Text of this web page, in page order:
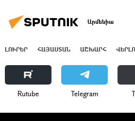
Արմենիա
ԼՈՒՐԵՐ ՀԱՅԱՍՏԱՆ ԱՇԽԱՐՀ
Rutube Telegram